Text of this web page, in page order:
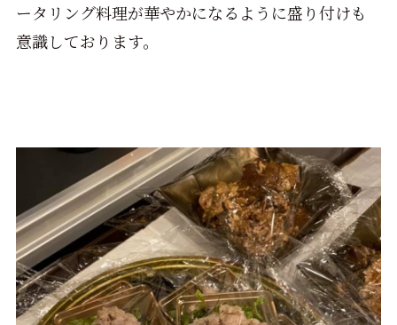
ータリング料理が華やかになるように盛り付けも
意識しております。